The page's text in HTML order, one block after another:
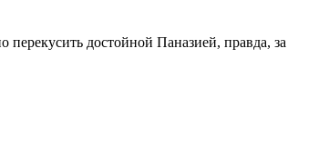
достойной Паназией, правда, за